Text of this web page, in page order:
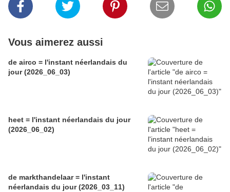
Vous aimerez aussi
de airco = l'instant néerlandais du
jour (2026_06_03)
heet = l'instant néerlandais du jour
(2026_06_02)
de markthandelaar = l'instant
néerlandais du jour (2026_03_11)